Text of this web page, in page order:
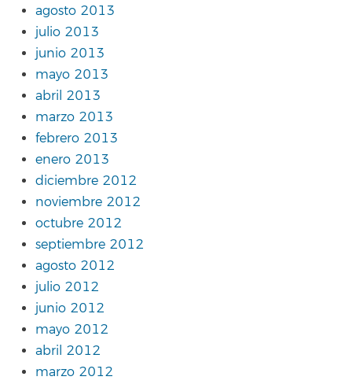
agosto 2013
julio 2013
junio 2013
mayo 2013
abril 2013
marzo 2013
febrero 2013
enero 2013
diciembre 2012
noviembre 2012
octubre 2012
septiembre 2012
agosto 2012
julio 2012
junio 2012
mayo 2012
abril 2012
marzo 2012